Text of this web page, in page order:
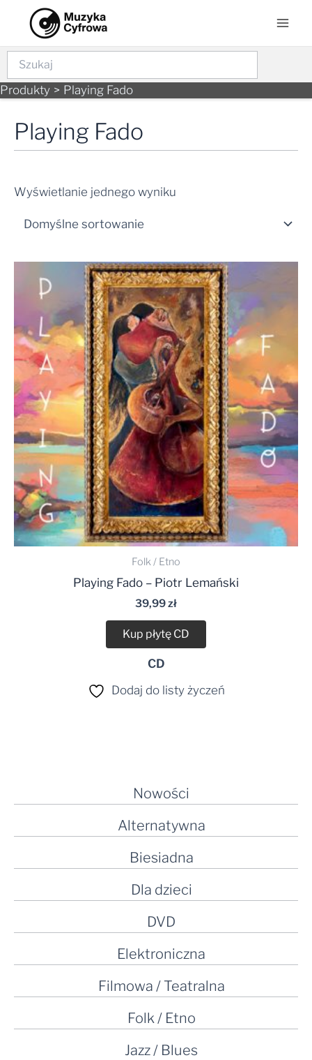
content
Szukaj
Produkty Playing Fado
Nowości
Alternatywna
Biesiadna
Dla dzieci
DVD
Elektroniczna
Filmowa / Teatralna
Folk / Etno
Jazz / Blues
Playing Fado
Wyświetlanie jednego wyniku
Folk / Etno
Playing Fado – Piotr Lemański
39,99zł
Kup płytę CD
CD
Dodaj do listy życzeń